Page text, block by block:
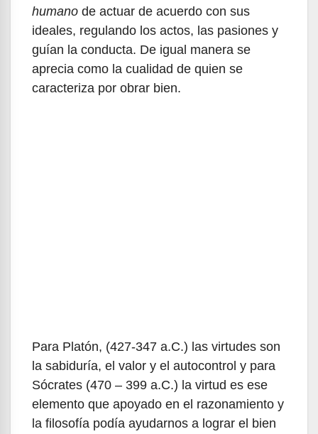
humano de actuar de acuerdo con sus
ideales, regulando los actos, las pasiones y
guían la conducta. De igual manera se
aprecia como la cualidad de quien se
caracteriza por obrar bien.
Para Platón, (427-347 a.C.) las virtudes son
la sabiduría, el valor y el autocontrol y para
Sócrates (470 – 399 a.C.) la virtud es ese
elemento que apoyado en el razonamiento y
la filosofía podía ayudarnos a lograr el bien